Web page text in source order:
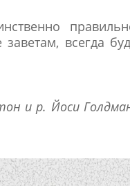
всегда
и р. Йоси